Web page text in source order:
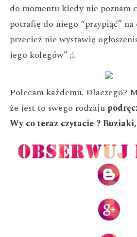
do momentu kiedy nie poznam
potrafię do niego “przypiąć”
przecież nie wystawię
jego kolegów” ;).
Polecam każdemu. Dlaczego?
że jest to swego rodzaju
Wy co teraz czytacie ?